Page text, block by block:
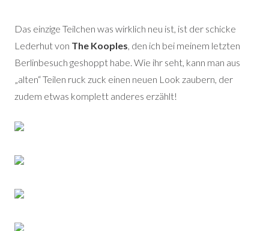
Das einzige Teilchen was wirklich neu ist, ist der schicke
Lederhut von The Kooples , den ich bei meinem letzten
Berlinbesuch geshoppt habe. Wie ihr seht, kann man aus
„alten“ Teilen ruck zuck einen neuen Look zaubern, der
zudem etwas komplett anderes erzählt!